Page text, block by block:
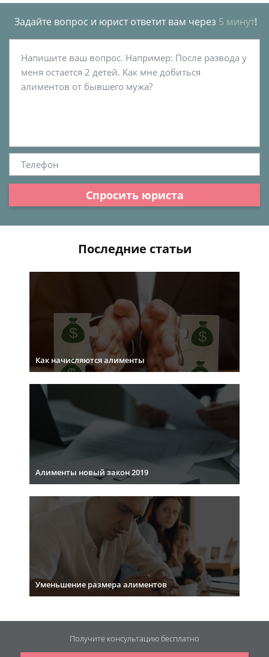
Задайте вопрос и юрист ответит вам через 5 минут!
Спросить юриста
Последние статьи
Как начисляются алименты
Алименты новый закон 2019
Уменьшение размера алиментов
Получите консультациюбесплатно